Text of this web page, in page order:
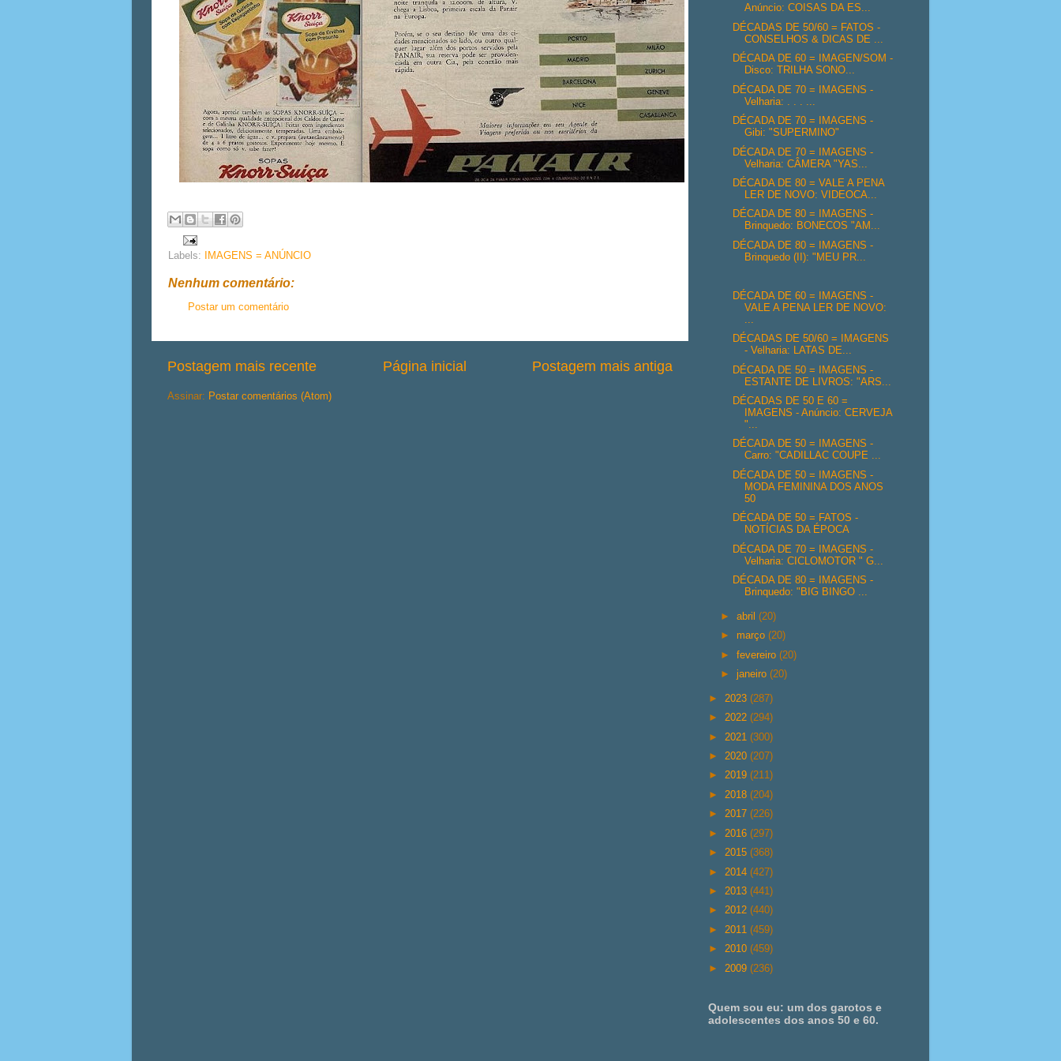
Labels: IMAGENS = ANÚNCIO
Nenhum comentário:
Postar um comentário
Postagem mais recente Postagem mais antiga
Página inicial
Assinar: Postar comentários (Atom)
Anúncio: COISAS DA ES...
DÉCADAS DE 50/60 = FATOS -
CONSELHOS & DICAS DE ...
DÉCADA DE 60 = IMAGEN/SOM -
Disco: TRILHA SONO...
DÉCADA DE 70 = IMAGENS -
Velharia: . . . ...
DÉCADA DE 70 = IMAGENS -
Gibi: "SUPERMINO"
DÉCADA DE 70 = IMAGENS -
Velharia: CÂMERA "YAS...
DÉCADA DE 80 = VALE A PENA
LER DE NOVO: VIDEOCA...
DÉCADA DE 80 = IMAGENS -
Brinquedo: BONECOS "AM...
DÉCADA DE 80 = IMAGENS -
Brinquedo (II): "MEU PR...
DÉCADA DE 60 = IMAGENS -
VALE A PENA LER DE NOVO:
DÉCADAS DE 50/60 = IMAGENS
- Velharia: LATAS DE...
DÉCADA DE 50 = IMAGENS -
ESTANTE DE LIVROS: "ARS...
DÉCADAS DE 50 E 60 =
IMAGENS - Anúncio: CERVEJA
"...
DÉCADA DE 50 = IMAGENS -
Carro: "CADILLAC COUPE ...
DÉCADA DE 50 = IMAGENS -
MODA FEMININA DOS ANOS
50
DÉCADA DE 50 = FATOS -
NOTÍCIAS DA ÉPOCA
DÉCADA DE 70 = IMAGENS -
Velharia: CICLOMOTOR " G...
DÉCADA DE 80 = IMAGENS -
Brinquedo: "BIG BINGO ...
►abril(20)
► março(20)
►fevereiro(20)
►janeiro(20)
► 2023 (287)
► 2022 (294)
► 2021 (300)
► 2020 (207)
► 2019 (211)
► 2018 (204)
► 2017 (226)
► 2016 (297)
► 2015 (368)
► 2014 (427)
► 2013 (441)
► 2012 (440)
► 2011 (459)
► 2010 (459)
► 2009 (236)
Quem sou eu: um dos garotos e
adolescentes dos anos 50 e 60.